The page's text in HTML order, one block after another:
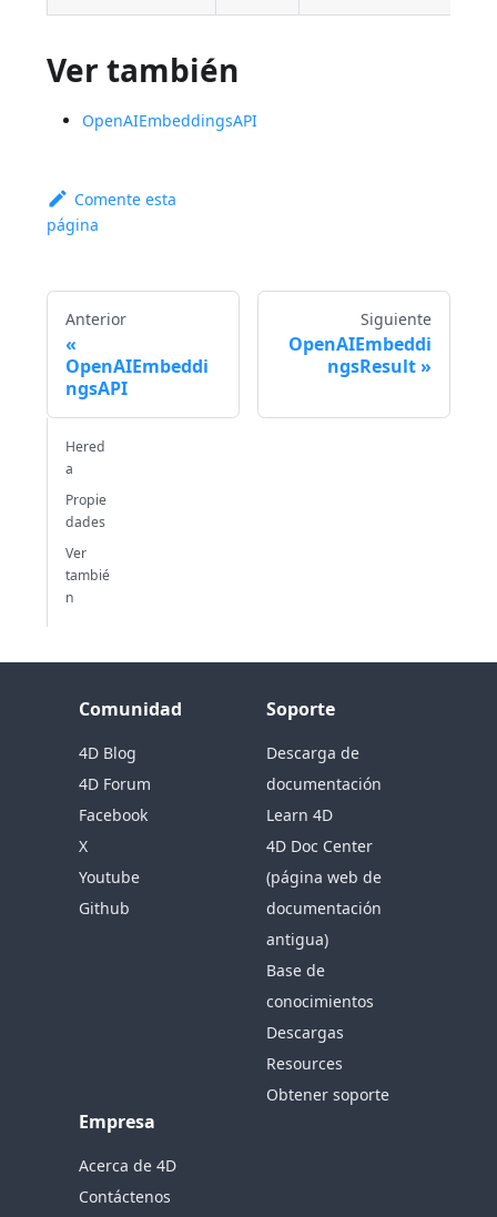
Ver también
OpenAIEmbeddingsAPI
Comente esta
página
Anterior
OpenAIEmbeddi
ngsAPI
Siguiente
OpenAIEmbeddi
ngsResult
Hered
a
Propie
dades
Ver
tambié
n
Comunidad
4D Blog
4D Forum
Facebook
X
Youtube
Github
Soporte
Descarga de
documentación
Learn 4D
4D Doc Center
(página web de
documentación
antigua)
Base de
conocimientos
Descargas
Resources
Obtener soporte
Empresa
Acerca de 4D
Contáctenos